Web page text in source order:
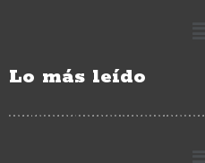
Lo más leído